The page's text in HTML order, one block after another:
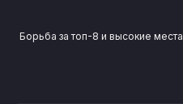
Борьба за топ-8 и высокие места